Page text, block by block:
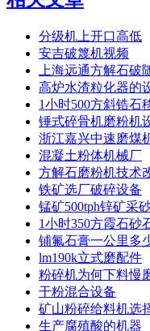
分级机上开口高低
安吉破篾机视频
上海远通方解石破
高炉水渣粒化器的
1小时500方斜锆石
锤式碎骨机磨粉机
浙江嘉兴中速磨煤
混凝土粉体机械厂
方解石磨粉机技术
铁矿选厂破碎设备
锰矿500tph锌矿采
1小时350方霞石砂
铺氟石膏一公里多
lm190k立式磨配件
粉碎机为何下料慢
干粉混合设备
矿山粉碎给料机选
生产腐殖酸的机器